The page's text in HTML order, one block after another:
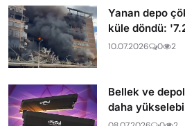
Yanan depo
küle döndü:
10.07.2026 0 2
Bellek ve
daha